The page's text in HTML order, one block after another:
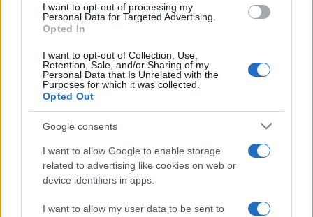
consent section.
I want to opt-out of processing my
Personal Data for Targeted Advertising.
Opted In
I want to opt-out of Collection, Use,
Retention, Sale, and/or Sharing of my
Personal Data that Is Unrelated with the
Purposes for which it was collected.
Opted Out
Google consents
I want to allow Google to enable storage
related to advertising like cookies on web or
device identifiers in apps.
I want to allow my user data to be sent to
CHI
SIAMO
PARTNERSHIP E
ACCREDITAMENTI